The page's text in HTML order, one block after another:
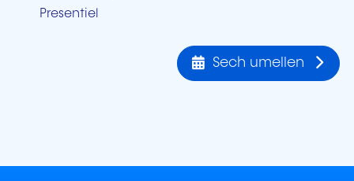
Presentiel
Sech umellen